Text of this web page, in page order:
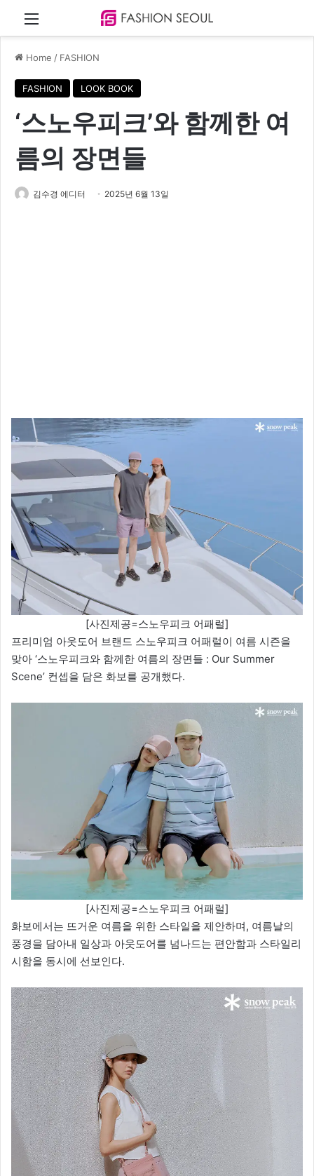
Menu
Home / FASHION
FASHION LOOK BOOK
‘스노우피크’와 함께한 여
름의 장면들
김수경 에디터 2025년 6월 13일
[사진제공=스노우피크 어패럴]
프리미엄 아웃도어 브랜드 스노우피크 어패럴이 여름 시즌을
맞아 ‘스노우피크와 함께한 여름의 장면들 : Our Summer
Scene’ 컨셉을 담은 화보를 공개했다.
[사진제공=스노우피크 어패럴]
화보에서는 뜨거운 여름을 위한 스타일을 제안하며, 여름날의
풍경을 담아내 일상과 아웃도어를 넘나드는 편안함과 스타일리
시함을 동시에 선보인다.